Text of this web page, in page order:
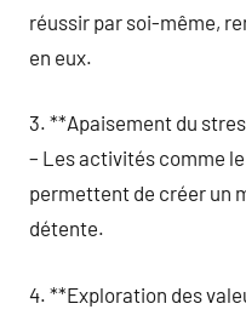
réussir par soi-même,
en eux.
3. **Apaisement du
– Les activités comme
permettent de créer un
détente.
4. **Exploration des